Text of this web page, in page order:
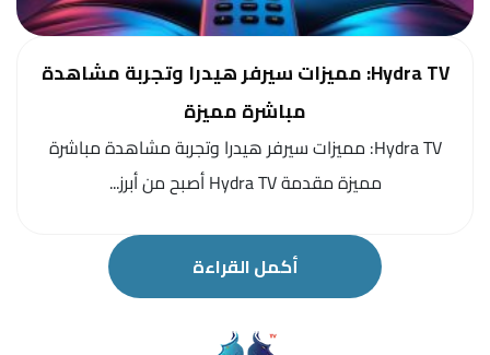
Hydra TV: مميزات سيرفر هيدرا وتجربة مشاهدة
مباشرة مميزة
Hydra TV: مميزات سيرفر هيدرا وتجربة مشاهدة مباشرة
مميزة مقدمة Hydra TV أصبح من أبرز...
أكمل القراءة